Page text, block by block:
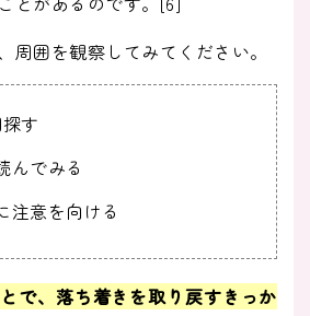
周囲を観察してみてください。
す
んでみる
注意を向ける
で、落ち着きを取り戻すきっか